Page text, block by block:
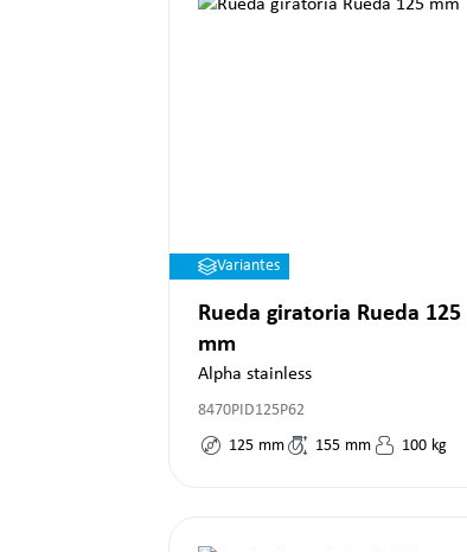
Variantes
Rueda giratoria Rueda 125
mm
Alpha stainless
8470PID125P62
125 mm 155 mm 100 kg